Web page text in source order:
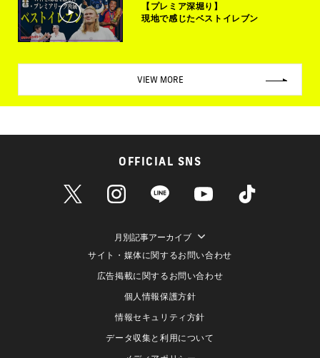
【プレミア深堀り】
現地で感じたベストイレブン
VIEW MORE
OFFICIAL SNS
月別記事アーカイブ
サイト・媒体に関するお問い合わせ
広告掲載に関するお問い合わせ
個人情報保護方針
情報セキュリティ方針
データ収集と利用について